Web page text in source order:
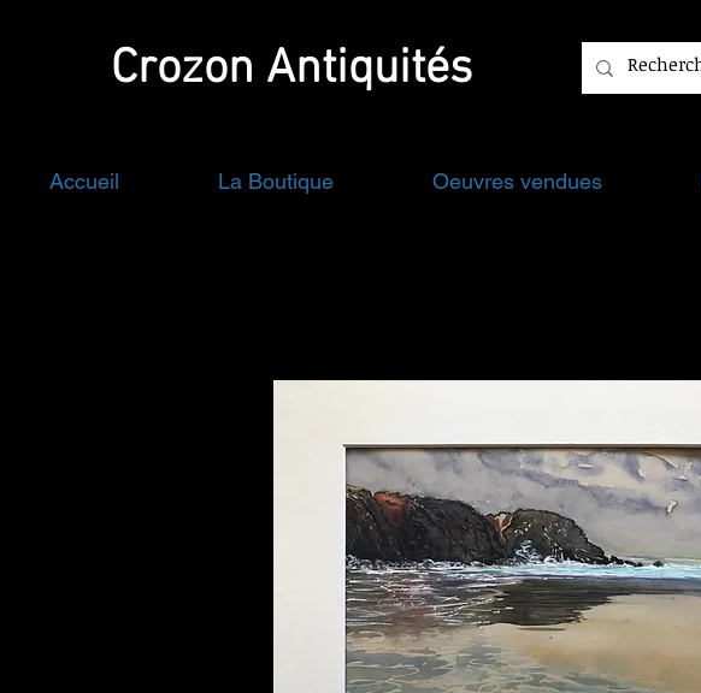
Crozon Antiquités
Accueil La Boutique Oeuvres vendues